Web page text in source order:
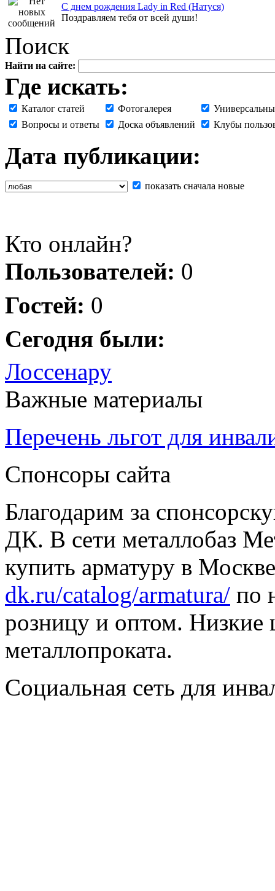
С днем рождения Lady in Red (Натуся)
Поздравляем тебя от всей души!
Поиск
Найти на сайте:
Где искать:
Каталог статей Фотогалерея
Вопросы и ответы
Доска объявлений Клубы
Дата публикации:
показать сначала новые
Кто онлайн?
Пользователей: 0
Гостей: 0
Сегодня были:
Лоссенару
Важные материалы
Перечень льгот для
Спонсоры сайта
Благодарим за
ДК. В сети металлобаз
купить арматуру в
dk.ru/catalog/armatura/ по
розницу и оптом. Низкие
металлопроката.
Социальная сеть для